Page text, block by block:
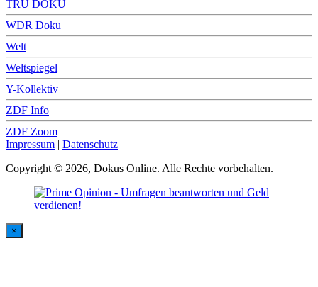
TRU DOKU
WDR Doku
Welt
Weltspiegel
Y-Kollektiv
ZDF Info
ZDF Zoom
Impressum | Datenschutz
Copyright © 2026, Dokus Online. Alle Rechte vorbehalten.
×